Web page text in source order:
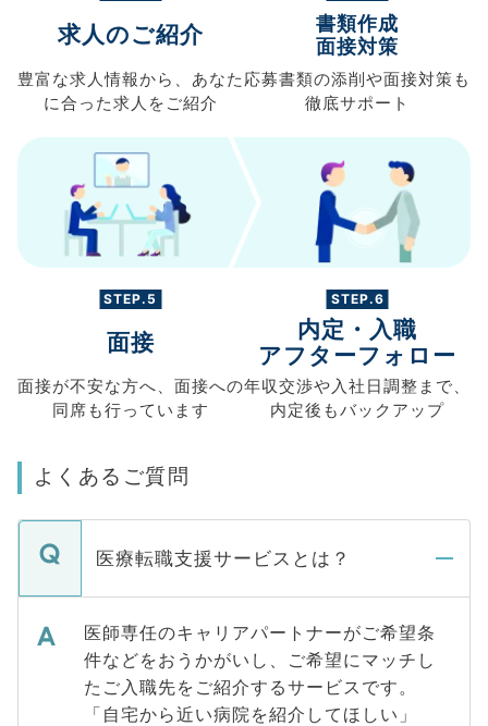
求人のご紹介
豊富な求人情報から、 あなた
に合った求人を ご紹介
書類作成
面接対策
応募書類の添削や面接対策も
徹底サポート
STEP.5
面接
面接が不安な方へ、 面接への
同席も行っています
STEP.6
内定・入職
アフターフォロー
年収交渉や入社日調整まで、
内定後もバックアップ
よくあるご質問
医療転職支援サービスとは？
医師専任のキャリアパートナーがご希望条
件などをおうかがいし、ご希望にマッチし
たご入職先をご紹介するサービスです。
「自宅から近い病院を紹介してほしい」